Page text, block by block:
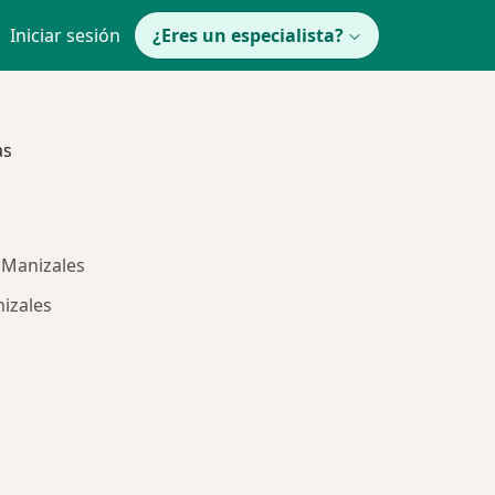
Iniciar sesión ¿Eres un especialista?